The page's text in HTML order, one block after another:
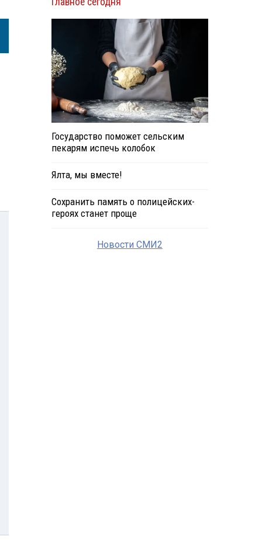
Государство поможет сельским
пекарям испечь колобок
Ялта, мы вместе!
Сохранить память о полицейских-
героях станет проще
Новости СМИ2